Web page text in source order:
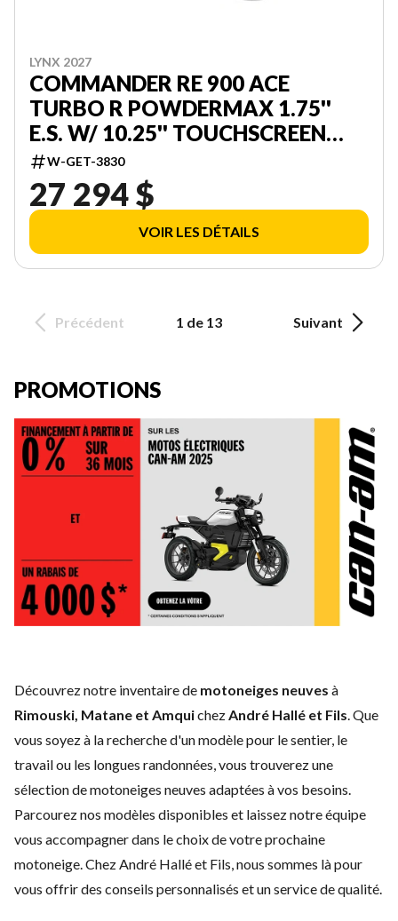
LYNX 2027
COMMANDER RE 900 ACE
TURBO R POWDERMAX 1.75''
E.S. W/ 10.25'' TOUCHSCREEN
000LFVC00
W-GET-3830
27 294 $
VOIR LES DÉTAILS
Précédent 1 de 13 Suivant
PROMOTIONS
Découvrez notre inventaire de motoneiges neuves à
Rimouski, Matane et AmquichezAndré Hallé et Fils. Que
vous soyez à la recherche d'un modèle pour le sentier, le
travail ou les longues randonnées, vous trouverez une
sélection de motoneiges neuves adaptées à vos besoins.
Parcourez nos modèles disponibles et laissez notre équipe
vous accompagner dans le choix de votre prochaine
motoneige. Chez André Hallé et Fils, nous sommes là pour
vous offrir des conseils personnalisés et un service de qualité.